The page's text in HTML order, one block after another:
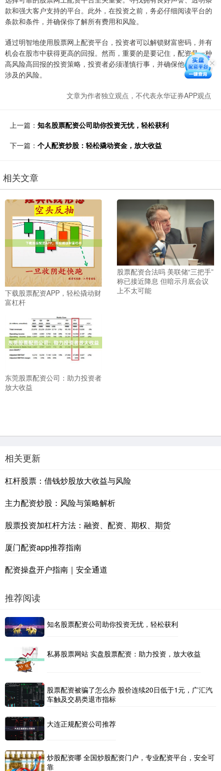
款和强大客户支持的平台。此外，在投资之前，务必仔细阅读平台的
条款和条件，并确保你了解所有费用和风险。
通过明智地使用股票网上配资平台，投资者可以解锁财富密码，并有
机会在股市中获得更高的回报。然而，重要的是要记住，配资是一种
高风险高回报的投资策略，投资者必须谨慎行事，并确保他们了解所
涉及的风险。
文章为作者独立观点，不代表永华证券APP观点
上一篇： 知名股票配资公司助你投资无忧，轻松获利
下一篇： 个人配资炒股：轻松撬动资金，放大收益
相关文章
下载股票配资APP，轻松撬动财
富杠杆
股票配资合法吗 美联储“三把手”
称已接近降息 但暗示月底会议
上不太可能
东莞股票配资公司：助力投资者
放大收益
相关更新
杠杆股票：借钱炒股放大收益与风险
主力配资炒股：风险与策略解析
股票投资加杠杆方法：融资、配资、期权、期货
厦门配资app推荐指南
配资操盘开户指南｜安全通道
推荐阅读
知名股票配资公司助你投资无忧，轻松获利
私募股票网站 实盘股票配资：助力投资，放大收益
股票配资被骗了怎么办 股价连续20日低于1元，广汇汽
车触及交易类退市指标
大连正规配资公司推荐
炒股配资哪 全国炒股配资门户，专业配资平台，安全可
靠